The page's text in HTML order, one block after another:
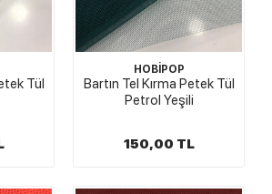
Tül
HOBİPOP
Bartın Tel Kırma Petek Tül
Petrol Yeşili
150,00 TL